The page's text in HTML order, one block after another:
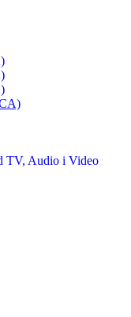
TV, Audio i Video